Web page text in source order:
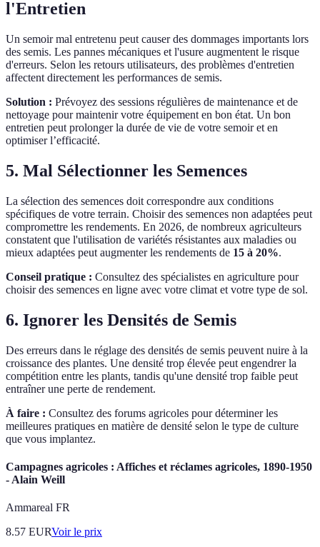
l'Entretien
Un semoir mal entretenu peut causer des dommages importants lors
des semis. Les pannes mécaniques et l'usure augmentent le risque
d'erreurs. Selon les retours utilisateurs, des problèmes d'entretien
affectent directement les performances de semis.
Solution : Prévoyez des sessions régulières de maintenance et de
nettoyage pour maintenir votre équipement en bon état. Un bon
entretien peut prolonger la durée de vie de votre semoir et en
optimiser l’efficacité.
5. Mal Sélectionner les Semences
La sélection des semences doit correspondre aux conditions
spécifiques de votre terrain. Choisir des semences non adaptées peut
compromettre les rendements. En 2026, de nombreux agriculteurs
constatent que l'utilisation de variétés résistantes aux maladies ou
mieux adaptées peut augmenter les rendements de 15 à 20%.
Conseil pratique : Consultez des spécialistes en agriculture pour
choisir des semences en ligne avec votre climat et votre type de sol.
6. Ignorer les Densités de Semis
Des erreurs dans le réglage des densités de semis peuvent nuire à la
croissance des plantes. Une densité trop élevée peut engendrer la
compétition entre les plants, tandis qu'une densité trop faible peut
entraîner une perte de rendement.
À faire : Consultez des forums agricoles pour déterminer les
meilleures pratiques en matière de densité selon le type de culture
que vous implantez.
Campagnes agricoles : Affiches et réclames agricoles, 1890-1950
- Alain Weill
Ammareal FR
8.57 EURVoir le prix